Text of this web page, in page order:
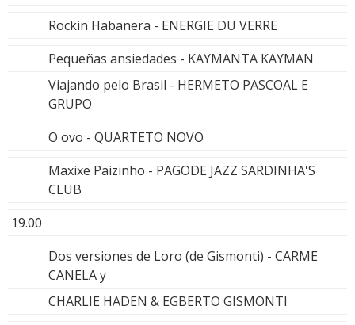
Rockin Habanera - ENERGIE DU VERRE
Pequeñas ansiedades - KAYMANTA KAYMAN
Viajando pelo Brasil - HERMETO PASCOAL E
GRUPO
O ovo - QUARTETO NOVO
Maxixe Paizinho - PAGODE JAZZ SARDINHA'S
CLUB
19.00
Dos versiones de Loro (de Gismonti) - CARME
CANELA y
CHARLIE HADEN & EGBERTO GISMONTI